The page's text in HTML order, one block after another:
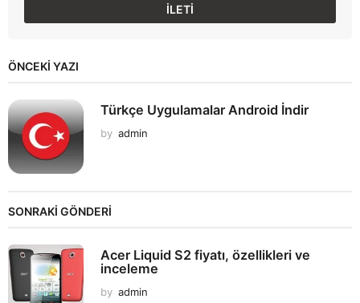
ÖNCEKI YAZI
Türkçe Uygulamalar Android İndir
by admin
SONRAKİ GÖNDERİ
Acer Liquid S2 fiyatı, özellikleri ve
inceleme
by admin